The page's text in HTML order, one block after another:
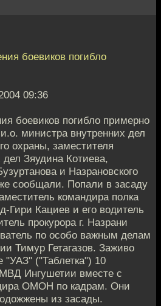
боевиков погибло
09:36
боевиков погибло примерно
министра внутренних дел
охраны, заместителя
Зяудина Котиева,
и Назрановского
сообщали. Попали в засаду
командира полка
Кациев и его водитель
прокурора г. Назрани
по особо важным делам
Тимур Гетагазов. Заживо
"УАЗ" ("Таблетка") 10
Ингушетии вместе с
ОМОН по кадрам. Они
из засады.